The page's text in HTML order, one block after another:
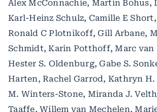
Alex McConnachie, Martin Bohus,
Karl-Heinz Schulz, Camille E
Ronald C Plotnikoff, Gill Arbane,
Schmidt, Karin Potthoff, Marc van
Hester S. Oldenburg, Gabe S.
Harten, Rachel Garrod, Kathryn
M. Winters-Stone, Miranda J.
Taaffe, Willem van Mechelen,